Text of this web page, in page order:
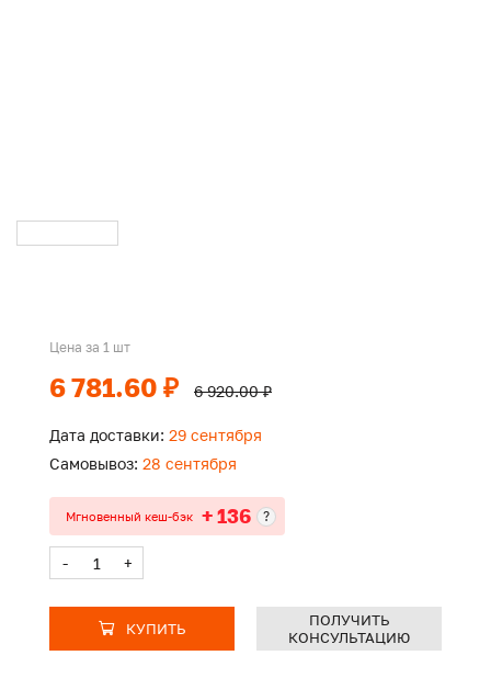
Цена за 1 шт
6 781.60 ₽ 6 920.00 ₽
Дата доставки: 29 сентября
Самовывоз: 28 сентября
Мгновенный кеш-бэк + 136 ?
- +
КУПИТЬ
ПОЛУЧИТЬ
КОНСУЛЬТАЦИЮ